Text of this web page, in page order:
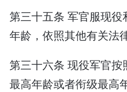
第三十五条 军官服现
年龄，依照其他有关法
第三十六条 现役军官
最高年龄或者衔级最高